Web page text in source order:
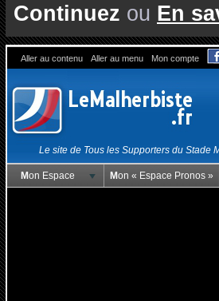
Continuez ou En
Aller au contenu Aller au menu Mon compte
Le site de Tous les Supporters du Stade
Mon Espace Mon « Espace Pronos »